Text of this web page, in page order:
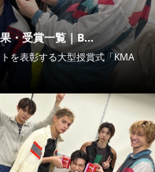
・受賞一覧｜B...
を表彰する大型授賞式「KMA